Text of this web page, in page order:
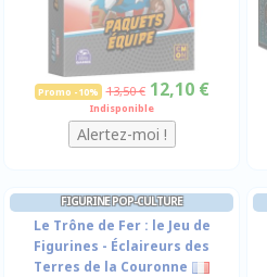
Promo -10% 13,50 € 12,10 €
Indisponible
FIGURINE POP-CULTURE
Le Trône de Fer : le Jeu de
Figurines - Éclaireurs des
Terres de la Couronne